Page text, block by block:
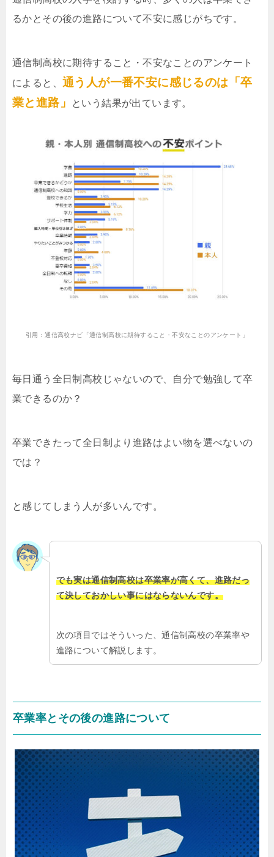
るかとその後の進路について不安に感じがちです。
通信制高校に期待すること・不安なことのアンケート
によると、 通う人が一番不安に感じるのは「卒
業と進路」
という結果が出ています。
引用：通信高校ナビ「通信制高校に期待すること・不安なことのアンケート」
毎日通う全日制高校じゃないので、自分で勉強して卒
業できるのか？
卒業できたって全日制より進路はよい物を選べないの
では？
と感じてしまう人が多いんです。
でも実は通信制高校は卒業率が高くて、進路だっ
て決しておかしい事にはならないんです。
次の項目ではそういった、通信制高校の卒業率や
進路について解説します。
卒業率とその後の進路について